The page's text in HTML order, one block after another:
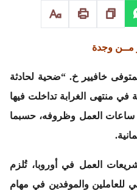
مــن وجدة
خافيير خ. “ضحية لحادثة
منتهى الغرابة تداخلت فيها
ساعات العمل وظروفه، حسبما
العمل في أوروبا، تُلزم
والموفدين في مهام